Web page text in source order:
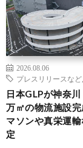
2026.08.06
プレスリリースなど
日本GLPが神奈
万㎡の物流施設
マソンや真栄運
定